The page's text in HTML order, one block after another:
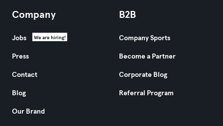
Company
Jobs We are hiring!
Press
Contact
Blog
Our Brand
B2B
Company Sports
Become a Partner
Corporate Blog
Referral Program